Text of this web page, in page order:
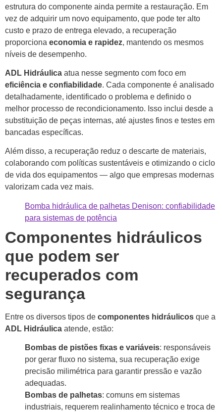
estrutura do componente ainda permite a restauração. Em
vez de adquirir um novo equipamento, que pode ter alto
custo e prazo de entrega elevado, a recuperação
proporciona economia e rapidez, mantendo os mesmos
níveis de desempenho.
ADL Hidráulica atua nesse segmento com foco em
eficiência e confiabilidade. Cada componente é analisado
detalhadamente, identificado o problema e definido o
melhor processo de recondicionamento. Isso inclui desde a
substituição de peças internas, até ajustes finos e testes em
bancadas específicas.
Além disso, a recuperação reduz o descarte de materiais,
colaborando com políticas sustentáveis e otimizando o ciclo
de vida dos equipamentos — algo que empresas modernas
valorizam cada vez mais.
Bomba hidráulica de palhetas Denison: confiabilidade
para sistemas de potência
Componentes hidráulicos
que podem ser
recuperados com
segurança
Entre os diversos tipos de componentes hidráulicos que a
ADL Hidráulica atende, estão:
Bombas de pistões fixas e variáveis: responsáveis
por gerar fluxo no sistema, sua recuperação exige
precisão milimétrica para garantir pressão e vazão
adequadas.
Bombas de palhetas: comuns em sistemas
industriais, requerem realinhamento técnico e troca de